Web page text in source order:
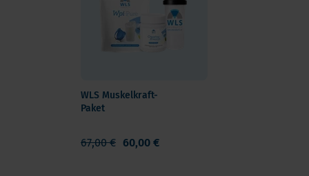
WLS Muskelkraft-
Paket
60,00 €
67,00 €